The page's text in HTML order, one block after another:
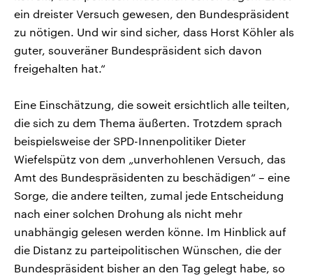
ein dreister Versuch gewesen, den Bundespräsident
zu nötigen. Und wir sind sicher, dass Horst Köhler als
guter, souveräner Bundespräsident sich davon
freigehalten hat.“
Eine Einschätzung, die soweit ersichtlich alle teilten,
die sich zu dem Thema äußerten. Trotzdem sprach
beispielsweise der SPD-Innenpolitiker Dieter
Wiefelspütz von dem „unverhohlenen Versuch, das
Amt des Bundespräsidenten zu beschädigen“ – eine
Sorge, die andere teilten, zumal jede Entscheidung
nach einer solchen Drohung als nicht mehr
unabhängig gelesen werden könne. Im Hinblick auf
die Distanz zu parteipolitischen Wünschen, die der
Bundespräsident bisher an den Tag gelegt habe, so